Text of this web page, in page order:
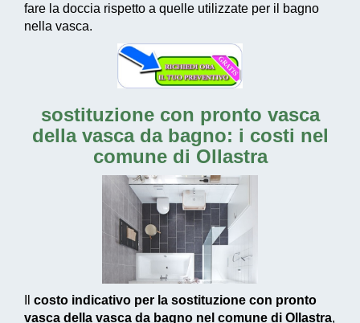
fare la doccia rispetto a quelle utilizzate per il bagno
nella vasca.
sostituzione con pronto vasca
della vasca da bagno: i costi nel
comune di Ollastra
costo indicativo per la sostituzione con pronto
vasca della vasca da bagno nel comune di Ollastra,